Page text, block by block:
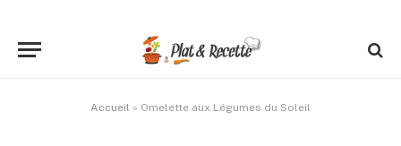
Accueil » Omelette aux Légumes du Soleil